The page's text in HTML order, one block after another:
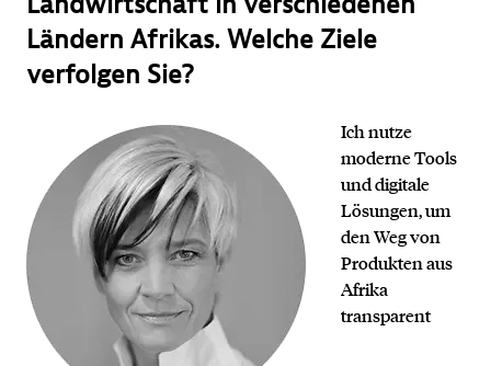
Ländern Afrikas. Welche Ziele
verfolgen Sie?
Ich nutze
moderne Tools
und digitale
Lösungen, um
den Weg von
Produkten aus
Afrika
transparent